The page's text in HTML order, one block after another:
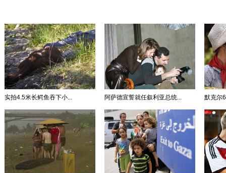
实拍4.5米长鳄鱼吞下小... 阿萨德宣誓就任叙利亚总统... 默克尔